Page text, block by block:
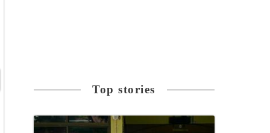
Top stories